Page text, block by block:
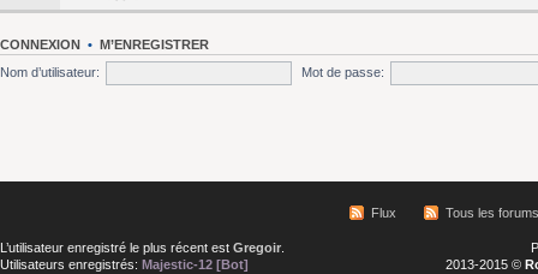
CONNEXION • M’ENREGISTRER
Nom d’utilisateur:
Mot de passe:
Flux Tous les forums
L’utilisateur enregistré le plus récent est Gregoir
Utilisateurs enregistrés: Majestic-12 [Bot]
2013-2015 ©